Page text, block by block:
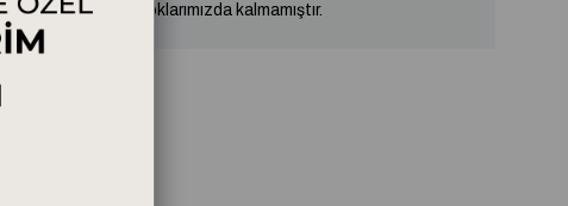
Ürün stoklarımızda kalmamıştır.